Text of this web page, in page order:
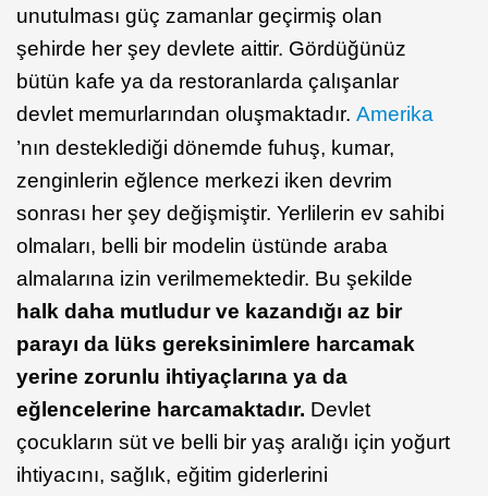
unutulması güç zamanlar geçirmiş olan
şehirde her şey devlete aittir. Gördüğünüz
bütün kafe ya da restoranlarda çalışanlar
devlet memurlarından oluşmaktadır. Amerika
’nın desteklediği dönemde fuhuş, kumar,
zenginlerin eğlence merkezi iken devrim
sonrası her şey değişmiştir. Yerlilerin ev sahibi
olmaları, belli bir modelin üstünde araba
almalarına izin verilmemektedir. Bu şekilde
halk daha mutludur ve kazandığı az bir
parayı da lüks gereksinimlere harcamak
yerine zorunlu ihtiyaçlarına ya da
eğlencelerine harcamaktadır. Devlet
çocukların süt ve belli bir yaş aralığı için yoğurt
ihtiyacını, sağlık, eğitim giderlerini